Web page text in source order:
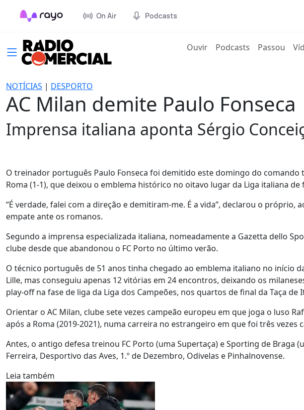
On Air Podcasts
Ouvir(current)
Podcasts Passou
NOTÍCIAS | DESPORTO
AC Milan demite Paulo Fonseca
Imprensa italiana aponta Sérgio
O treinador português Paulo Fonseca foi demitido este domingo do comando
Roma (1-1), que deixou o emblema histórico no oitavo lugar da Liga italiana de
“É verdade, falei com a direção e demitiram-me. É a vida”, declarou o próprio,
empate ante os romanos.
Segundo a imprensa especializada italiana, nomeadamente a Gazetta dello
clube desde que abandonou o FC Porto no último verão.
O técnico português de 51 anos tinha chegado ao emblema italiano no início
Lille, mas conseguiu apenas 12 vitórias em 24 encontros, deixando os
play-off na fase de liga da Liga dos Campeões, nos quartos de final da Taça de
Orientar o AC Milan, clube sete vezes campeão europeu em que joga o luso
após a Roma (2019-2021), numa carreira no estrangeiro em que foi três vezes
Antes, o antigo defesa treinou FC Porto (uma Supertaça) e Sporting de Braga
Ferreira, Desportivo das Aves, 1.º de Dezembro, Odivelas e Pinhalnovense.
Leia também